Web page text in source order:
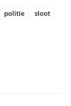
politie
sloot